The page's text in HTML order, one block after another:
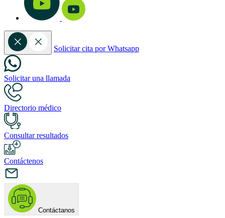
Solicitar cita por Whatsapp
Solicitar una llamada
Directorio médico
Consultar resultados
Contáctenos
Contáctanos